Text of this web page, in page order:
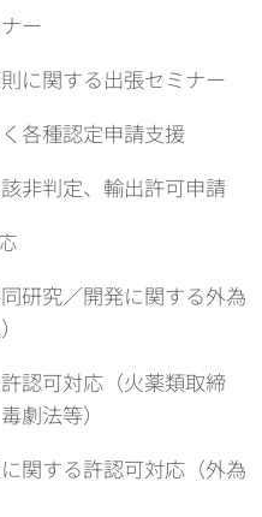
ー
に関する出張セミナー
各種認定申請支援
非判定、輸出許可申請
研究／開発に関する外為
認可対応（火薬類取締
劇法等）
関する許認可対応（外為